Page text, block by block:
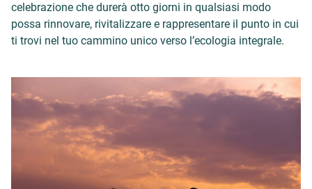
celebrazione che durerà otto giorni in qualsiasi modo
possa rinnovare, rivitalizzare e rappresentare il punto in cui
ti trovi nel tuo cammino unico verso l’ecologia integrale.